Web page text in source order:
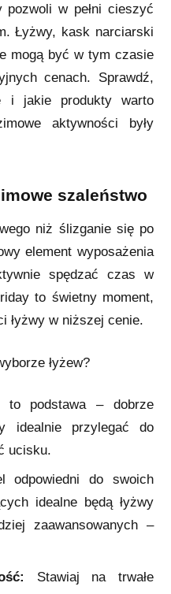
w pełni cieszyć
Łyżwy, kask narciarski
mogą być w tym czasie
cenach. Sprawdź,
i jakie produkty warto
aktywności były
szaleństwo
niż ślizganie się po
element wyposażenia
spędzać czas w
to świetny moment,
łyżwy w niższej cenie.
łyżew?
to podstawa – dobrze
idealnie przylegać do
ucisku.
odpowiedni do swoich
idealne będą łyżwy
zaawansowanych –
Stawiaj na trwałe